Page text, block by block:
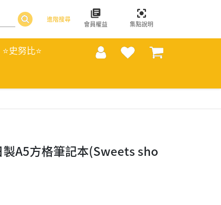
進階搜尋
會員權益 集點說明
⭐史努比⭐
A5方格筆記本(Sweets sho